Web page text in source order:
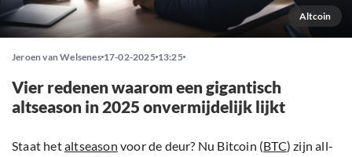
Altcoin
Jeroen van Welsenes 17-02-2025 13:25
Vier redenen waarom een gigantisch
altseason in 2025 onvermijdelijk lijkt
Staat hetaltseason voor de deur? Nu Bitcoin (BTC) zijn all-